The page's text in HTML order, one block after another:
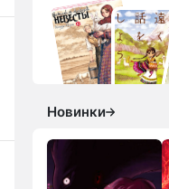
Новинки